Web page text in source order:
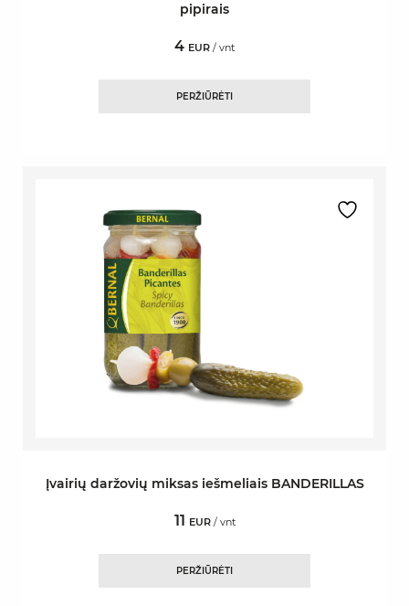
pipirais
4 EUR / vnt
PERŽIŪRĖTI
Įvairių daržovių miksas iešmeliais BANDERILLAS
11 EUR/ vnt
PERŽIŪRĖTI